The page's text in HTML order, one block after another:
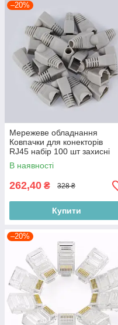
–20%
Мережеве обладнання
Ковпачки для конекторів
RJ45 набір 100 шт захисні
ковпачки Cat5e UTP/STP для
кабелю Польща
В наявності
262,40 ₴ 328 ₴
Купити
–20%